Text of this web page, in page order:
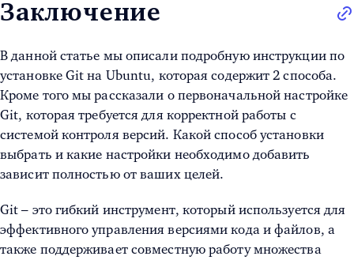
Заключение
В данной статье мы описали подробную инструкции по
установке Git на Ubuntu, которая содержит 2 способа.
Кроме того мы рассказали о первоначальной настройке
Git, которая требуется для корректной работы с
системой контроля версий. Какой способ установки
выбрать и какие настройки необходимо добавить
зависит полностью от ваших целей.
Git – это гибкий инструмент, который используется для
эффективного управления версиями кода и файлов, а
также поддерживает совместную работу множества